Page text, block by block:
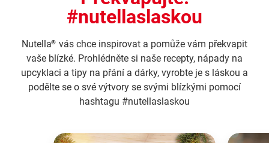
#nutellaslaskou
Nutella® vás chce inspirovat a pomůže vám překvapit
vaše blízké. Prohlédněte si naše recepty, nápady na
upcyklaci a tipy na přání a dárky, vyrobte je s láskou a
podělte se o své výtvory se svými blízkými pomocí
hashtagu #nutellaslaskou